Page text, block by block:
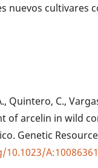
nuevos cultivares
Quintero, C.,
of arcelin in wild
Genetic